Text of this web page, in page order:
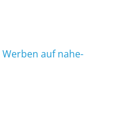
Werben auf nahe-